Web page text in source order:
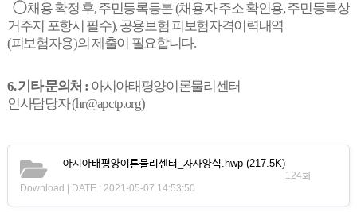
◯채용 확정 후,주민등록등본(채용자 주소 확인용,주민등록상
거주지 포항시 필수), 공용보험 피보험자격이력내역
(피보험자용)의 제출이 필요합니다.
6.기타 문의처 : 아시아태평양이론물리센터
인사담당자(hr@apctp.org)
아시아태평양이론물리센터_자사양식.hwp(217.5K)
124회
Download | DATE : 2021-05-07 14:53:50